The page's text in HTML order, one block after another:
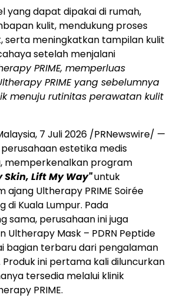
yang dapat dipakai di rumah,
kulit, mendukung proses
serta meningkatkan tampilan kulit
setelah menjalani
PRIME, memperluas
PRIME yang sebelumnya
menuju rutinitas perawatan kulit
7 Juli 2026 /PRNewswire/ —
estetika medis
memperkenalkan program
Skin, Lift My Way"untuk
ajang Ultherapy PRIME Soirée
di Kuala Lumpur. Pada
sama, perusahaan ini juga
Ultherapy Mask – PDRN Peptide
bagian terbaru dari pengalaman
Produk ini pertama kali diluncurkan
tersedia melalui klinik
PRIME.